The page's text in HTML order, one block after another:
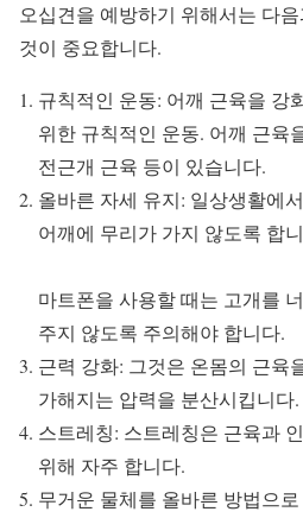
오십견을 예방하기 위해서는 다
것이 중요합니다.
규칙적인 운동: 어깨 근육을 강
위한 규칙적인 운동. 어깨 근육
전근개 근육 등이 있습니다.
올바른 자세 유지: 일상생활에
어깨에 무리가 가지
특히 컴
마트폰을 사용할 때는 고개를
주지 않도록 주의해야 합니다.
근력 강화: 그것은 온몸의 근육
가해지는 압력을 분산시킵니다.
스트레칭: 스트레칭은 근육과
위해 자주 합니다.
무거운 물체를 올바른 방법으